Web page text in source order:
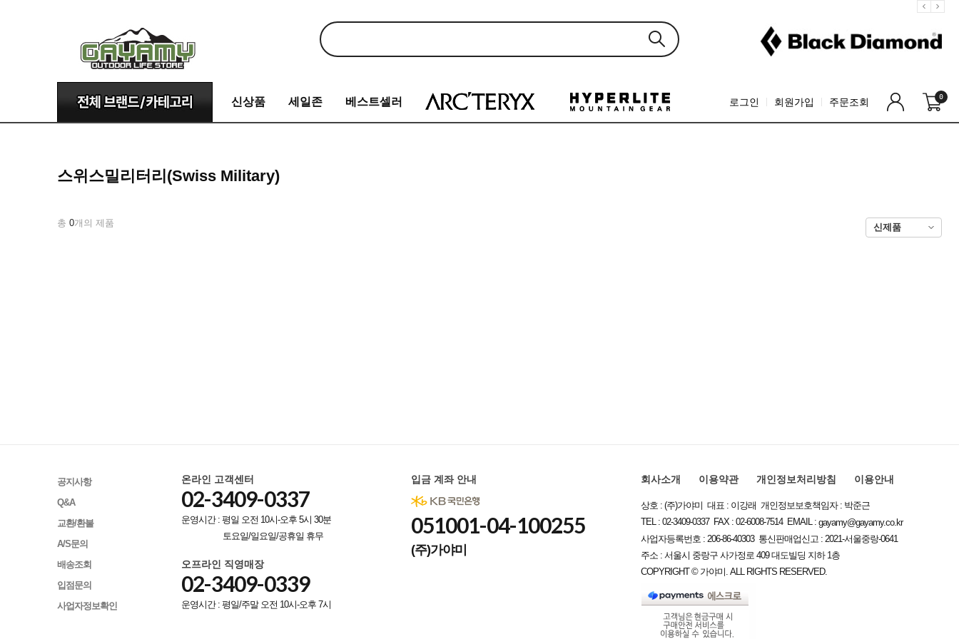
신상품 세일존 베스트셀러 로그인 회원가입 주문조회 0
스위스밀리터리(Swiss Military)
총 0개의 제품
공지사항
Q&A
교환/환불
A/S문의
배송조회
입점문의
사업자정보확인
온라인 고객센터
02-3409-0337
운영시간 : 평일 오전 10시-오후 5시 30분
토요일/일요일/공휴일 휴무
오프라인 직영매장
02-3409-0339
운영시간 : 평일/주말 오전 10시-오후 7시
입금 계좌 안내
051001-04-100255
(주)가야미
회사소개 이용약관 개인정보처리방침 이용안내
상호 : (주)가야미 대표 : 이강래 개인정보보호책임자 : 박준근
TEL : 02-3409-0337 FAX : 02-6008-7514 EMAIL :gayamy@gayamy.co.kr
사업자등록번호 : 206-86-40303 통신판매업신고 : 2021-서울중랑-0641
주소 : 서울시 중랑구 사가정로 409 대도빌딩 지하 1층
COPYRIGHT © 가야미. ALL RIGHTS RESERVED.